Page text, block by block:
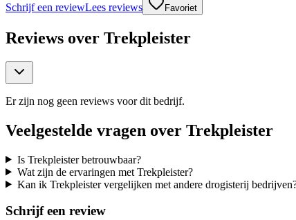
Schrijf een reviewLees reviews Favoriet
Reviews over Trekpleister
Er zijn nog geen reviews voor dit bedrijf.
Veelgestelde vragen over Trekpleister
Is Trekpleister betrouwbaar?
Wat zijn de ervaringen met Trekpleister?
Kan ik Trekpleister vergelijken met andere drogisterij
Schrijf een review